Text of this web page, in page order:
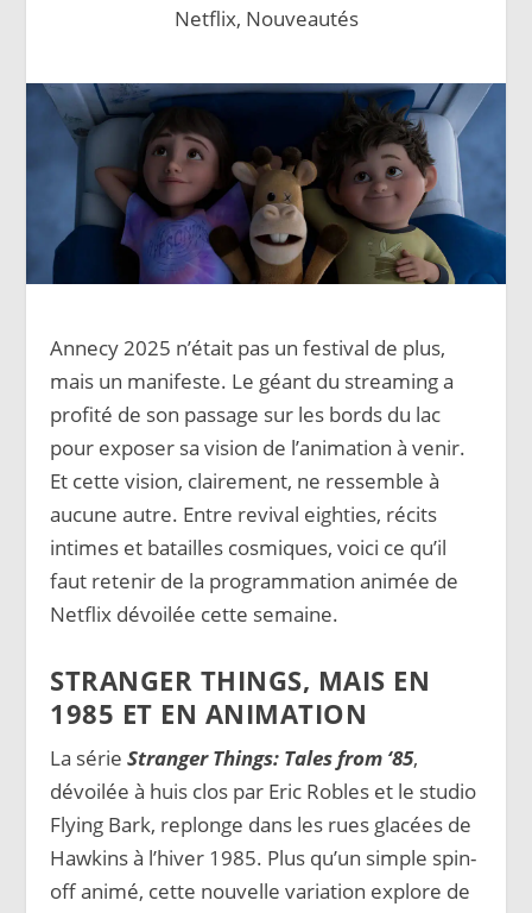
Netflix, Nouveautés
Annecy 2025 n’était pas un festival de plus,
mais un manifeste. Le géant du streaming a
profité de son passage sur les bords du lac
pour exposer sa vision de l’animation à venir.
Et cette vision, clairement, ne ressemble à
aucune autre. Entre revival eighties, récits
intimes et batailles cosmiques, voici ce qu’il
faut retenir de la programmation animée de
Netflix dévoilée cette semaine.
STRANGER THINGS, MAIS EN
1985 ET EN ANIMATION
La sérieStranger Things: Tales from ‘85,
dévoilée à huis clos par Eric Robles et le studio
Flying Bark, replonge dans les rues glacées de
Hawkins à l’hiver 1985. Plus qu’un simple spin-
off animé, cette nouvelle variation explore de